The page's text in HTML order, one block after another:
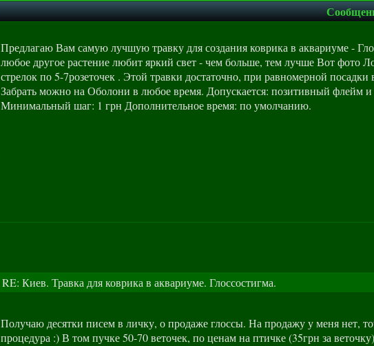
Предлагаю Вам самую лучшую травку для создания коврика в аквариуме -
любое другое растение любит яркий свет - чем больше, тем лучше Вот фото
стрелок по 5-7розеточек . Этой травки достаточно, при равномерной
Забрать можно на Оболони в любое время. Допускается: позитивный флейм
Минимальный шаг: 1 грн Дополнительное время: по умолчанию.
RE: Киев. Травка для коврика в аквариуме. Глоссостигма.
Получаю десятки писем в личку, о продаже глоссы. На продажу у меня нет,
процедура :) В том пучке 50-70 веточек, по ценам на птичке (35грн за